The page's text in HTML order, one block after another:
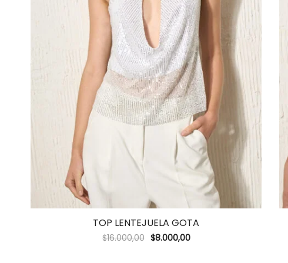
TOP LENTEJUELA GOTA
$16.000,00 $8.000,00